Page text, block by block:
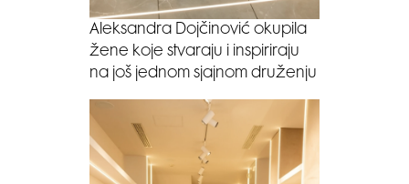
Aleksandra Dojčinović okupila
žene koje stvaraju i inspiriraju
na još jednom sjajnom druženju